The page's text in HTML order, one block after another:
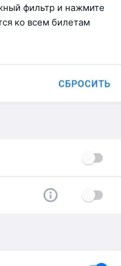
фильтр и нажмите
ко всем билетам